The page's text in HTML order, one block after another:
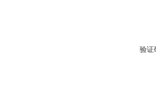
验证